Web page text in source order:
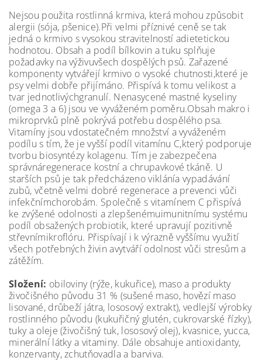
Nejsou použita rostlinná krmiva, která mohou způsobit
alergii (sója, pšenice).Při velmi příznivé ceně se tak
jedná o krmivo s vysokou stravitelností adietetickou
hodnotou. Obsah a podíl bílkovin a tuku splňuje
požadavky na výživuvšech dospělých psů. Zařazené
komponenty vytvářejí krmivo o vysoké chutnosti,které je
psy velmi dobře přijímáno. Přispívá k tomu velikost a
tvar jednotlivýchgranulí. Nenasycené mastné kyseliny
(omega 3 a 6) jsou ve vyváženém poměru.Obsah makro i
mikroprvků plně pokrývá potřebu dospělého psa.
Vitamíny jsou vdostatečném množství a vyváženém
podílu s tím, že je vyšší podíl vitamínu C,který podporuje
tvorbu biosyntézy kolagenu. Tím je zabezpečena
správnáregenerace kostní a chrupavkové tkáně. U
starších psů je tak předcházeno viklánía vypadávání
zubů, včetně velmi dobré regenerace a prevenci vůči
infekčnímchorobám. Společně s vitamínem C přispívá
ke zvýšené odolnosti a zlepšenémuimunitnímu systému
podíl obsažených probiotik, které upravují pozitivně
střevnímikroflóru. Přispívají i k výrazně vyššímu využití
všech potřebných živin avytváří odolnost vůči stresům a
zátěžím.
Složení: obiloviny (rýže, kukuřice), maso a produkty
živočišného původu 31 % (sušené maso, hovězí maso
lisované, drůbeží játra, lososový extrakt), vedlejší výrobky
rostlinného původu (kukuřičný glutén, cukrovarské řízky),
tuky a oleje (živočišný tuk, lososový olej), kvasnice, yucca,
minerální látky a vitaminy. Dále obsahuje antioxidanty,
konzervanty, zchutňovadla a barviva.